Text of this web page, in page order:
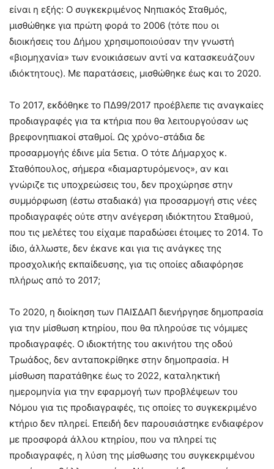
είναι η εξής: Ο συγκεκριμένος Νηπιακός Σταθμός,
μισθώθηκε για πρώτη φορά το 2006 (τότε που οι
διοικήσεις του Δήμου χρησιμοποιούσαν την γνωστή
«βιομηχανία» των ενοικιάσεων αντί να κατασκευάζουν
ιδιόκτητους). Με παρατάσεις, μισθώθηκε έως και το 2020.
Το 2017, εκδόθηκε το ΠΔ99/2017 προέβλεπε τις αναγκαίες
προδιαγραφές για τα κτήρια που θα λειτουργούσαν ως
βρεφονηπιακοί σταθμοί. Ως χρόνο-στάδια δε
προσαρμογής έδινε μία 5ετια. Ο τότε Δήμαρχος κ.
Σταθόπουλος, σήμερα «διαμαρτυρόμενος», αν και
γνώριζε τις υποχρεώσεις του, δεν προχώρησε στην
συμμόρφωση (έστω σταδιακά) για προσαρμογή στις νέες
προδιαγραφές ούτε στην ανέγερση ιδιόκτητου Σταθμού,
που τις μελέτες του είχαμε παραδώσει έτοιμες το 2014. Το
ίδιο, άλλωστε, δεν έκανε και για τις ανάγκες της
προσχολικής εκπαίδευσης, για τις οποίες αδιαφόρησε
πλήρως από το 2017;
Το 2020, η διοίκηση των ΠΑΙΣΔΑΠ διενήργησε δημοπρασία
για την μίσθωση κτηρίου, που θα πληρούσε τις νόμιμες
προδιαγραφές. Ο ιδιοκτήτης του ακινήτου της οδού
Τρωάδος, δεν ανταποκρίθηκε στην δημοπρασία. Η
μίσθωση παρατάθηκε έως το 2022, καταληκτική
ημερομηνία για την εφαρμογή των προβλέψεων του
Νόμου για τις προδιαγραφές, τις οποίες το συγκεκριμένο
κτήριο δεν πληρεί. Επειδή δεν παρουσιάστηκε ενδιαφέρον
με προσφορά άλλου κτηρίου, που να πληρεί τις
προδιαγραφές, η λύση της μίσθωσης του συγκεκριμένου